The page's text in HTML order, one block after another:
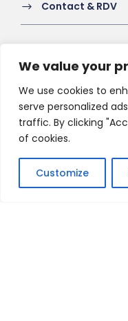
We value your
We use cookies to
serve personalized
traffic. By clicking
of cookies.
Customize
Contact & RDV
Copyright